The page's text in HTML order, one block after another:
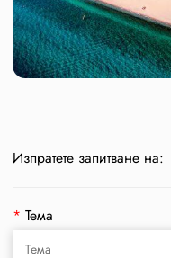
Изпратете запитване на:
* Тема